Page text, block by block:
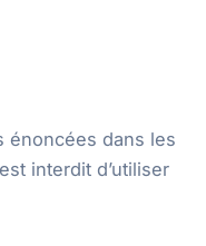
énoncées dans les
interdit d’utiliser